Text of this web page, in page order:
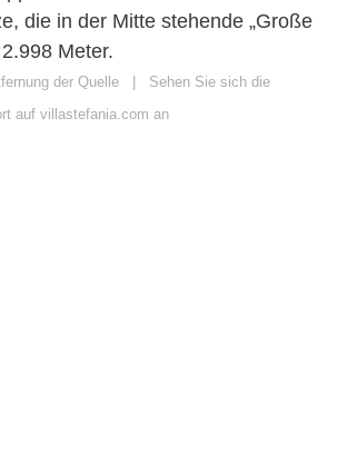
die in der Mitte stehende „Große
Meter.
der Quelle | Sehen Sie sich die
auf villastefania.com an